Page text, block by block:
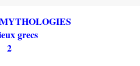
grecs
2